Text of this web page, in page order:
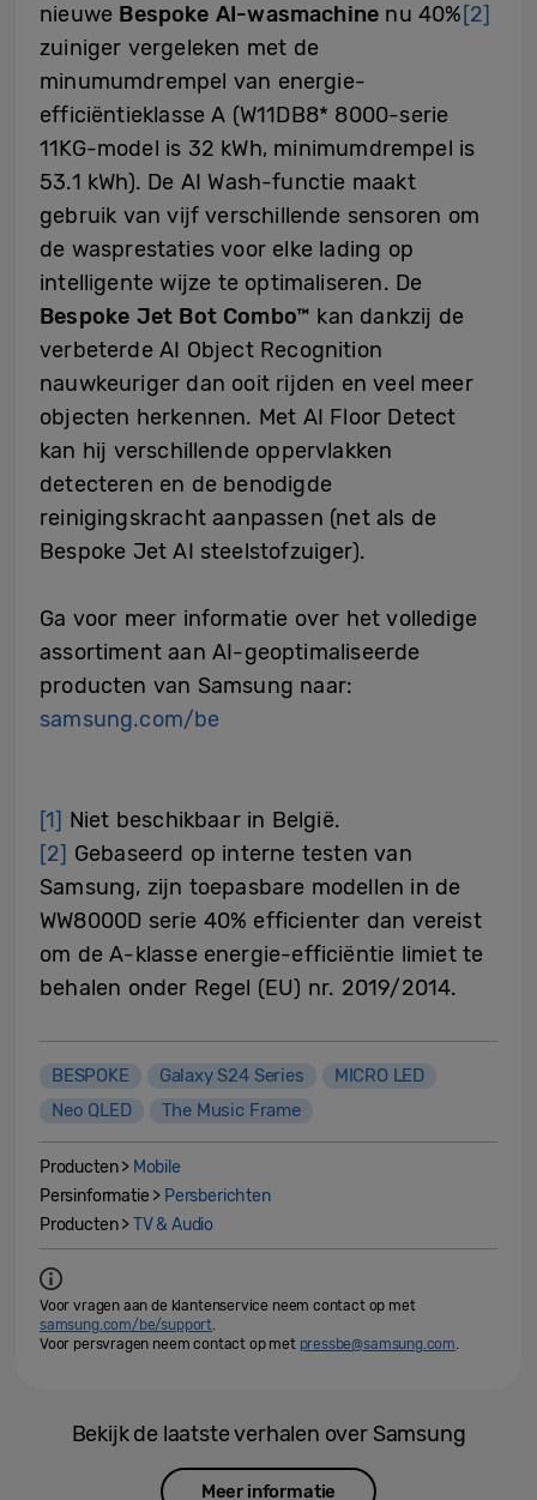
nieuwe Bespoke AI-wasmachine nu 40% [2]
zuiniger vergeleken met de
minumumdrempel van energie-
efficiëntieklasse A (W11DB8* 8000-serie
11KG-model is 32 kWh, minimumdrempel is
53.1 kWh). De AI Wash-functie maakt
gebruik van vijf verschillende sensoren om
de wasprestaties voor elke lading op
intelligente wijze te optimaliseren. De
Bespoke Jet Bot Combo™ kan dankzij de
verbeterde AI Object Recognition
nauwkeuriger dan ooit rijden en veel meer
objecten herkennen. Met AI Floor Detect
kan hij verschillende oppervlakken
detecteren en de benodigde
reinigingskracht aanpassen (net als de
Bespoke Jet AI steelstofzuiger).
Ga voor meer informatie over het volledige
assortiment aan AI-geoptimaliseerde
producten van Samsung naar:
samsung.com/be
[1] Niet beschikbaar in België.
[2] Gebaseerd op interne testen van
Samsung, zijn toepasbare modellen in de
WW8000D serie 40% efficienter dan vereist
om de A-klasse energie-efficiëntie limiet te
behalen onder Regel (EU) nr. 2019/2014.
BESPOKE Galaxy S24 Series
MICRO LED
Neo QLED
The Music Frame
Producten > Mobile
Persinformatie > Persberichten
Producten >TV & Audio
Voor vragen aan de klantenservice neem contact op met
samsung.com/be/support.
Voor persvragen neem contact op met pressbe@samsung.com.
Bekijk de laatste verhalen over Samsung
Meer informatie